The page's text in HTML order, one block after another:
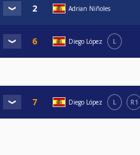
Adrian Niñoles
Diego López L
Diego López L R1